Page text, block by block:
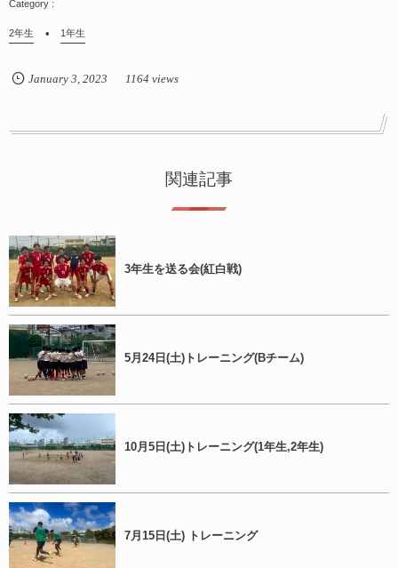
2年生 1年生
January 3 2023 1164 views
関連記事
3年生を送る会(紅白戦)
5月24日(土)トレーニング(Bチーム)
10月5日(土)トレーニング(1年生,2年生)
7月15日(土) トレーニング